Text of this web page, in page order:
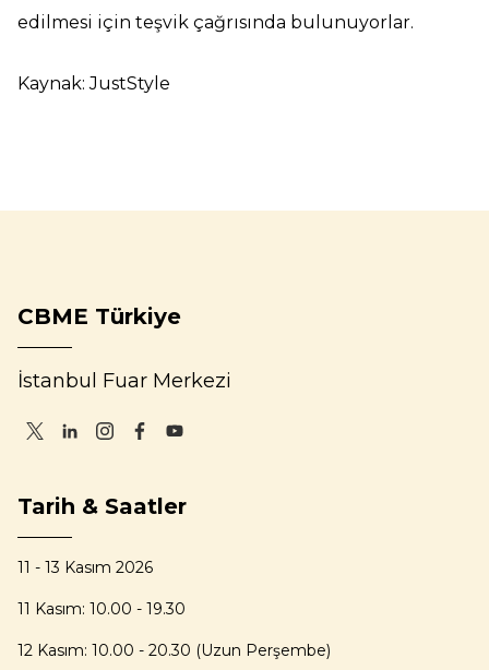
edilmesi için teşvik çağrısında bulunuyorlar.
Kaynak: JustStyle
CBME Türkiye
İstanbul Fuar Merkezi
Tarih & Saatler
11 - 13 Kasım 2026
11 Kasım: 10.00 - 19.30
12 Kasım: 10.00 - 20.30 (Uzun Perşembe)